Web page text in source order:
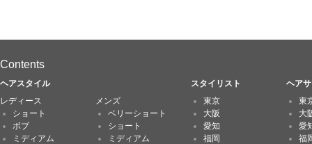
Contents
ヘアスタイル スタイリスト
ヘア
レディース
ショート
ボブ
ミディアム
メンズ
ベリーショート
ショート
ミディアム
東京
大阪
愛知
福岡
東
大
愛
福